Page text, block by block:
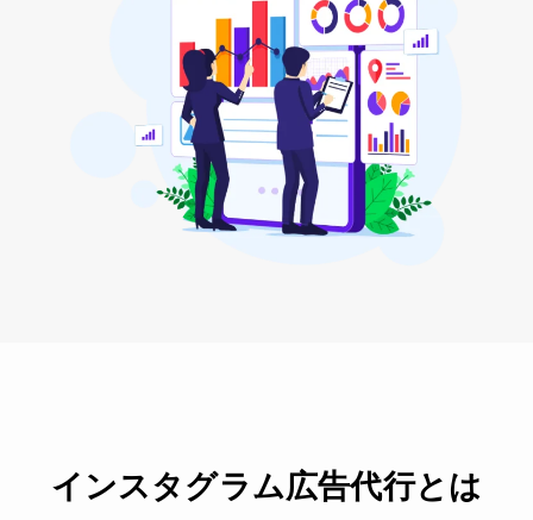
インスタグラム広告代行とは